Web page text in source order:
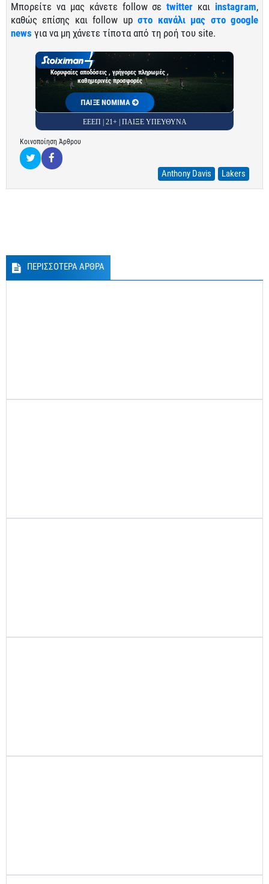
Μπορείτε να μας κάνετε follow σεtwitter και instagram,
καθώς επίσης και follow upστο κανάλι μας στο google
news για να μη χάνετε τίποτα από τη ροή του site.
Κορυφαίες αποδόσεις , γρήγορες πληρωμές ,
καθημερινές προσφορές
ΠΑΙΞΕ ΝΟΜΙΜΑ
ΕΕΕΠ | 21+ | ΠΑΙΞΕ ΥΠΕΥΘΥΝΑ
Κοινοποίηση Άρθρου
Anthony Davis Lakers
ΠΕΡΙΣΣΟΤΕΡΑ ΑΡΘΡΑ